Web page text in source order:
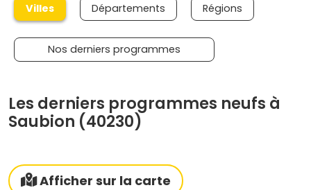
Villes Départements Régions
Nos derniers programmes
Les derniers programmes neufs à
Saubion (40230)
Afficher sur la carte